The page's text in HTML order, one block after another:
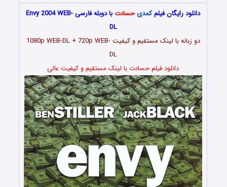
دانلود رایگان فیلمکمدی حسادت
با دوبله فارسی Envy 2004 WEB-
DL
دو زبانه با لینک مستقیم و کیفیت 1080p WEB-DL + 720p WEB-
DL
دانلود فیلم حسادت با لینک مستقیم و کیفیت عالی